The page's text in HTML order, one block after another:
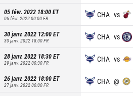
05 févr. 2022 18:00ET
06 févr. 2022 00:00FR CHA vs
30 janv. 2022 12:00ET
30 janv. 2022 18:00FR CHA vs
28 janv. 2022 18:30ET
29 janv. 2022 00:30FR CHA vs
26 janv. 2022 18:00ET
27 janv. 2022 00:00FR CHA @